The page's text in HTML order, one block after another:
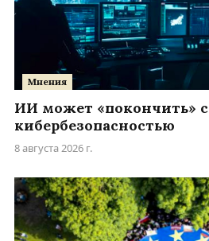
Мнения
ИИ может «покончить» с
кибербезопасностью
8 августа 2026 г.